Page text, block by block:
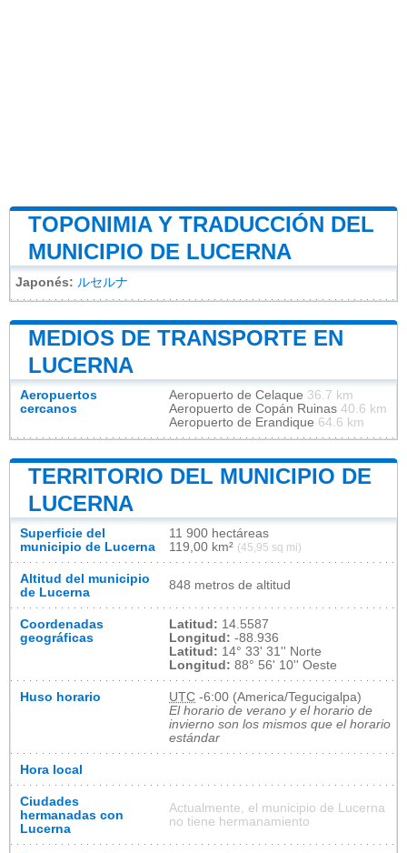
TOPONIMIA Y TRADUCCIÓN DEL
MUNICIPIO DE LUCERNA
Japonés: ルセルナ
MEDIOS DE TRANSPORTE EN
LUCERNA
Aeropuertos
cercanos
Aeropuerto de Celaque 36.7 km
Aeropuerto de Copán Ruinas 40.6 km
Aeropuerto de Erandique 64.6 km
TERRITORIO DEL MUNICIPIO DE
LUCERNA
Superficie del
municipio de Lucerna
11 900 hectáreas
119,00 km² (45,95 sq mi)
Altitud del municipio
de Lucerna
848 metros de altitud
Coordenadas
geográficas
Latitud: 14.5587
Longitud: -88.936
Latitud: 14° 33' 31'' Norte
Longitud: 88° 56' 10'' Oeste
Huso horario UTC -6:00 (America/Tegucigalpa)
El horario de verano y el horario de
invierno son los mismos que el horario
estándar
Hora local
Ciudades
hermanadas con
Lucerna
Actualmente, el municipio de Lucerna
no tiene hermanamiento